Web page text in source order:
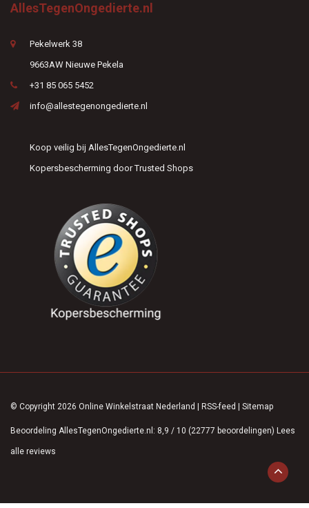
AllesTegenOngedierte.nl
Pekelwerk 38
9663AW Nieuwe Pekela
+31 85 065 5452
info@allestegenongedierte.nl
Koop veilig bij AllesTegenOngedierte.nl
Kopersbescherming door Trusted Shops
© Copyright 2026 Online Winkelstraat Nederland RSS-feed Sitemap
Beoordeling AllesTegenOngedierte.nl : 8,9 / 10 (22777 beoordelingen) Lees
alle reviews